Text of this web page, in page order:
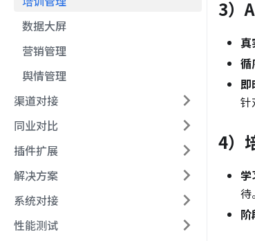
数据大屏
营销管理
舆情管理
渠道对接
同业对比
插件扩展
解决方案
系统对接
性能测试
3）
真
循
即
针
4）
待。
阶